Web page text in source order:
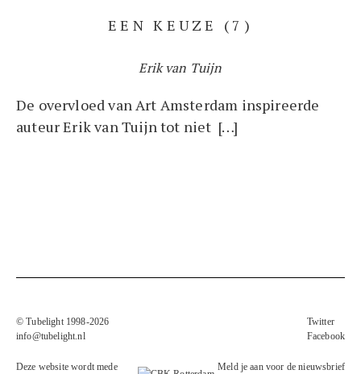
EEN KEUZE (7)
Erik van Tuijn
De overvloed van Art Amsterdam inspireerde
auteur Erik van Tuijn tot niet […]
© Tubelight 1998-2026
info@tubelight.nl
Twitter
Facebook
Deze website wordt mede Meld je aan voor de nieuwsbrief